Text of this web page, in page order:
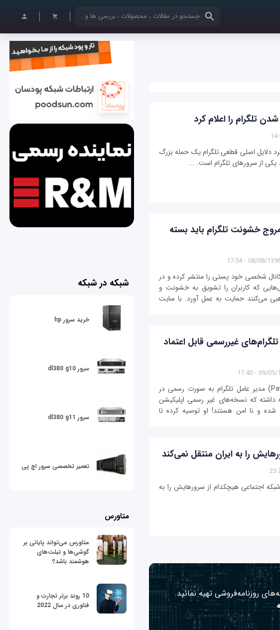
کلمات کلیدی خود را وارد کنید
تلگرام را اعلام کرد
دلایل اصلی قطعی تلگرام یک حمله بزرگ
خشونت تلگرام باید بسته
08/08/1396 -
شخصی خود پستی را منتشر کرده و در
که کاربران را تشویق به خشونت و
می‌کنند حمایت به عمل آورد. با سایت
غیررسمی قابل اعتماد
09/05/
آقای پاول دورف (Pavel Durov) مدیر عامل تلگرام به صورت رسمی در
داشته که نسخه‌های غیر رسمی اپلیکیشن
شده و نا امن هستند! او توصیه کرده تا
را به ایران منتقل نمی‌کند
شبکه اجتماعی هیچکدام از سرورهایش را به
روزنامه‌فروشی تهیه نمائید.
شبکه در شبکه
خرید سرور hp
سرور dl380 g10
سرور dl380 g11
تعمیر تخصصی سرور اچ پی
متاورس
متاورس می‌تواند پایانی بر
گوشی‌ها و تبلت‌های
هوشمند باشد؟
10 روند برتر تجارت و
فناوری در سال 2022